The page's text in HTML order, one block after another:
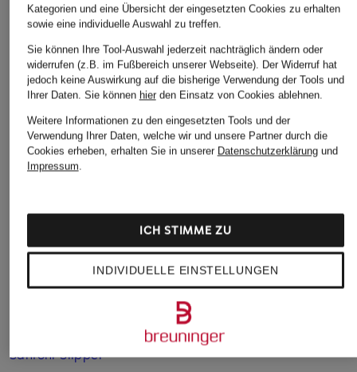
+Aktionsrabatt
Slingpumps
DIAMANTINE
129,99 €
Bestpreis:110,49 €
Ursprünglich:160 €
+Aktionsrabatt
Slingpumps VERNICE
179,99 €
Ursprünglich:270 €
+Aktionsrabatt
Slingpumps
89,99 €
Ursprünglich:
Weitere Kategorien
Santoni Slipper
Santoni Sneaker
Kategorien und eine Übersicht der eingesetzten Cookies zu erhalten
sowie eine individuelle Auswahl zu treffen.
Sie können Ihre Tool-Auswahl jederzeit nachträglich ändern oder
widerrufen (z.B. im Fußbereich unserer Webseite). Der Widerruf hat
jedoch keine Auswirkung auf die bisherige Verwendung der Tools und
Ihrer Daten. Sie können hierden Einsatz von Cookies ablehnen.
Weitere Informationen zu den eingesetzten Tools und der
Verwendung Ihrer Daten, welche wir und unsere Partner durch die
Cookies erheben, erhalten Sie in unserer Datenschutzerklärungund
Impressum.
INDIVIDUELLE EINSTELLUNGEN
ICH STIMME ZU